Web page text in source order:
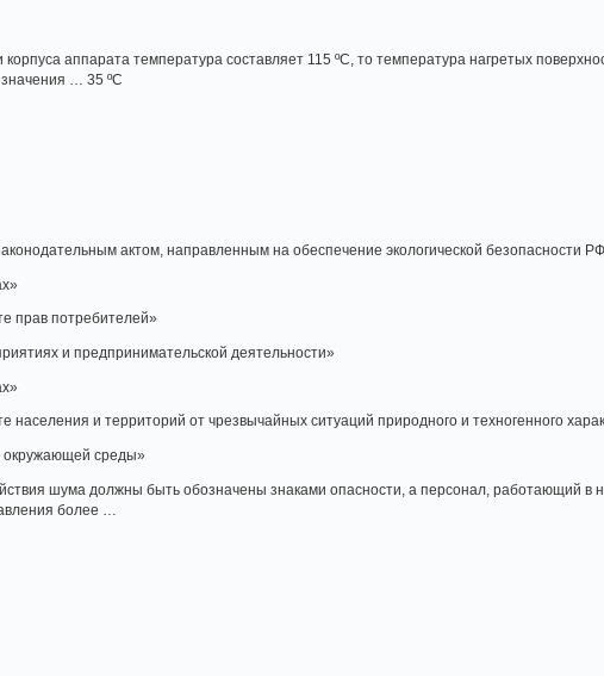
корпуса аппарата температура составляет 115 ºС, то температура нагретых
… 35 ºС
актом, направленным на обеспечение экологической безопасности
прав потребителей»
и предпринимательской деятельности»
населения и территорий от чрезвычайных ситуаций природного и техногенного
окружающей среды»
шума должны быть обозначены знаками опасности, а персонал, работающий в
более …